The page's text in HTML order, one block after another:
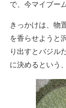
で、今マイブー
きっかけは、物
を香らせようと
り出すとバジル
に決めるという